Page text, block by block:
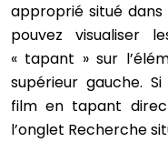
approprié situé
pouvez visualiser
« tapant » sur
supérieur gauche.
film en tapant
l’onglet Recherche